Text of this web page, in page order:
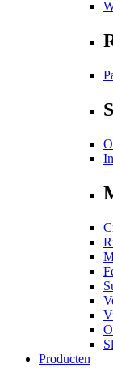
Producten